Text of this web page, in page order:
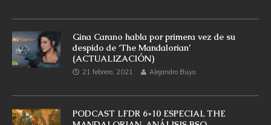
Gina Carano habla por primera vez de su
despido de ‘The Mandalorian’
(ACTUALIZACIÓN)
21 febrero, 2021 Alejandro Buyo
PODCAST LFDR 6×10 ESPECIAL THE